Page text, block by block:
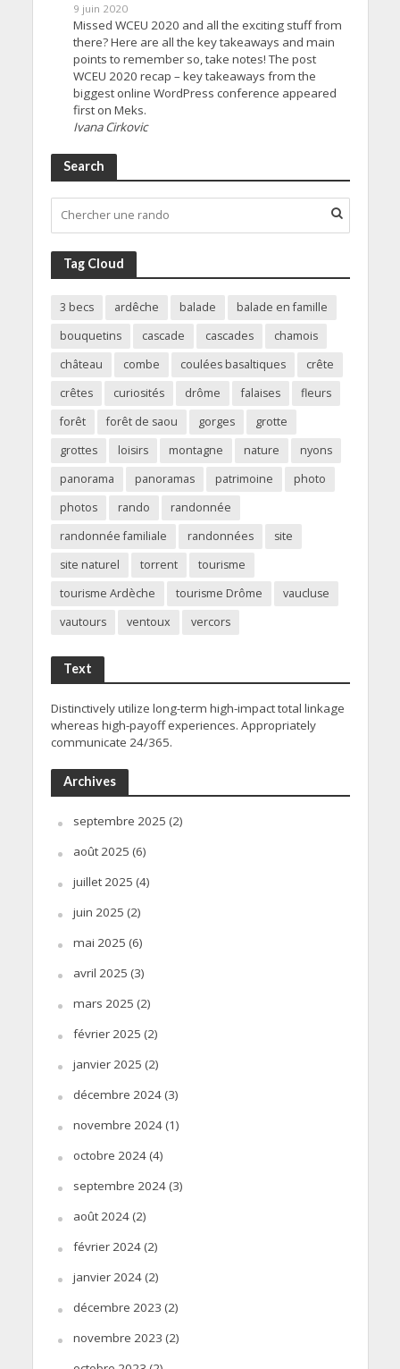
9 juin 2020
Missed WCEU 2020 and all the exciting stuff from
there? Here are all the key takeaways and main
points to remember so, take notes! The post
WCEU 2020 recap – key takeaways from the
biggest online WordPress conference appeared
first on Meks.
Ivana Cirkovic
Search
Tag Cloud
3 becs ardêche balade
balade en famille
bouquetins
cascade cascades
chamois
château
combe coulées basaltiques
crête
crêtes
curiosités drôme falaises
fleurs
forêt
forêt de saou gorges
grotte
grottes
loisirs montagne nature
nyons
panorama
panoramas patrimoine
photo
photos
rando
randonnée
randonnée familiale
randonnées
site
site naturel
torrent
tourisme
tourisme Ardèche
tourisme Drôme
vaucluse
vautours
ventoux vercors
Text
Distinctively utilize long-term high-impact total linkage
whereas high-payoff experiences. Appropriately
communicate 24/365.
Archives
septembre 2025 (2)
août 2025 (6)
juillet 2025 (4)
juin 2025 (2)
mai 2025 (6)
avril 2025 (3)
mars 2025 (2)
février 2025 (2)
janvier 2025 (2)
décembre 2024(3)
novembre 2024(1)
octobre 2024(4)
septembre 2024(3)
août 2024(2)
février 2024(2)
janvier 2024(2)
décembre 2023 (2)
novembre 2023 (2)